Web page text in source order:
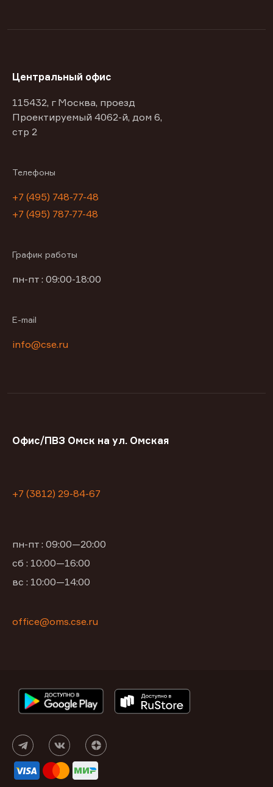
Центральный офис
115432, г Москва, проезд
Проектируемый 4062-й, дом 6,
стр 2
Телефоны
+7 (495) 748-77-48
+7 (495) 787-77-48
График работы
пн-пт : 09:00-18:00
E-mail
info@cse.ru
Офис/ПВЗ Омск на ул. Омская
+7 (3812) 29-84-67
пн-пт : 09:00—20:00
сб : 10:00—16:00
вс : 10:00—14:00
office@oms.cse.ru